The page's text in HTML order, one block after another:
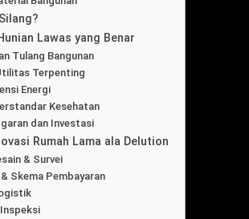
Lawas yang Benar
Tulang Bangunan
Terpenting
Energi
Kesehatan
dan Investasi
Rumah Lama ala Delution
& Survei
Skema Pembayaran